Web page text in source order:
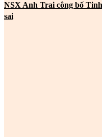
NSX Anh Trai công bố
sai